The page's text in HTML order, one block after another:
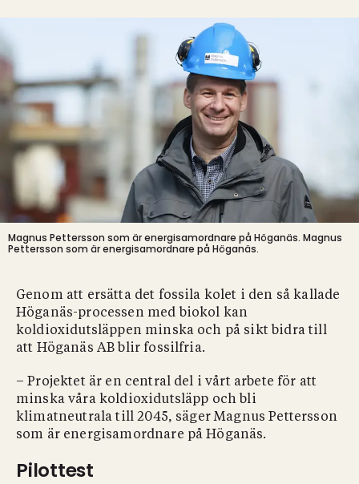
Magnus Pettersson som är energisamordnare på Höganäs. Magnus
Pettersson som är energisamordnare på Höganäs.
Genom att ersätta det fossila kolet i den så kallade
Höganäs-processen med biokol kan
koldioxidutsläppen minska och på sikt bidra till
att Höganäs AB blir fossilfria.
– Projektet är en central del i vårt arbete för att
minska våra koldioxidutsläpp och bli
klimatneutrala till 2045, säger Magnus Pettersson
som är energisamordnare på Höganäs.
Pilottest